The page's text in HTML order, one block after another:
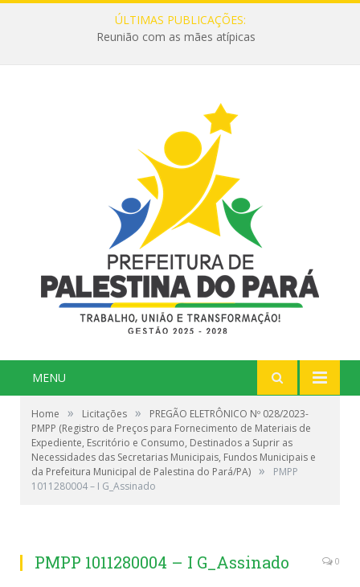
ÚLTIMAS PUBLICAÇÕES:
Reunião com as mães atípicas
MENU
Home » Licitações »
PREGÃO ELETRÔNICO Nº 028/2023-
PMPP (Registro de Preços para Fornecimento de Materiais de
Expediente, Escritório e Consumo, Destinados a Suprir as
Necessidades das Secretarias Municipais, Fundos Municipais e
da Prefeitura Municipal de Palestina do Pará/PA) »
PMPP
1011280004 – I G_Assinado
PMPP 1011280004 – I G_Assinado 0